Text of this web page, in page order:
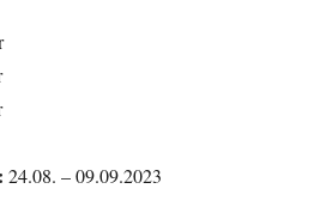
24.08. – 09.09.2023